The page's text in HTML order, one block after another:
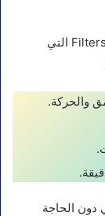
مجموعة من المرشحات Filters التي
دون الحاجة